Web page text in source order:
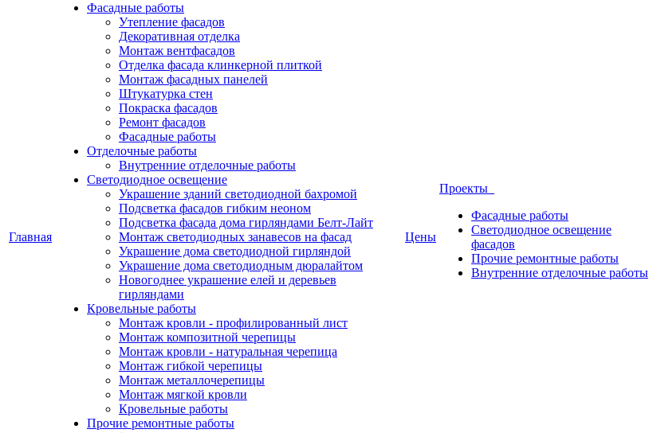
Главная
Фасадные работы
Утепление фасадов
Декоративная отделка
Монтаж вентфасадов
Отделка фасада клинкерной плиткой
Монтаж фасадных панелей
Штукатурка стен
Покраска фасадов
Ремонт фасадов
Фасадные работы
Отделочные работы
Внутренние отделочные работы
Светодиодное освещение
Украшение зданий светодиодной бахромой
Подсветка фасадов гибким неоном
Подсветка фасада дома гирляндами Белт-Лайт
Монтаж светодиодных занавесов на фасад
Украшение дома светодиодной гирляндой
Украшение дома светодиодным дюралайтом
Новогоднее украшение елей и деревьев
гирляндами
Кровельные работы
Монтаж кровли - профилированный лист
Монтаж композитной черепицы
Монтаж кровли - натуральная черепица
Монтаж гибкой черепицы
Монтаж металлочерепицы
Монтаж мягкой кровли
Кровельные работы
Прочие ремонтные работы
Цены
Проекты
Фасадные работы
Светодиодное освещение
фасадов
Прочие ремонтные работы
Внутренние отделочные работы